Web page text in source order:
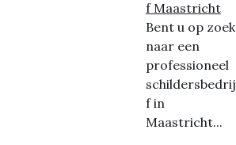
f Maastricht
Bent u op zoek
naar een
professioneel
schildersbedrij
f in
Maastricht...